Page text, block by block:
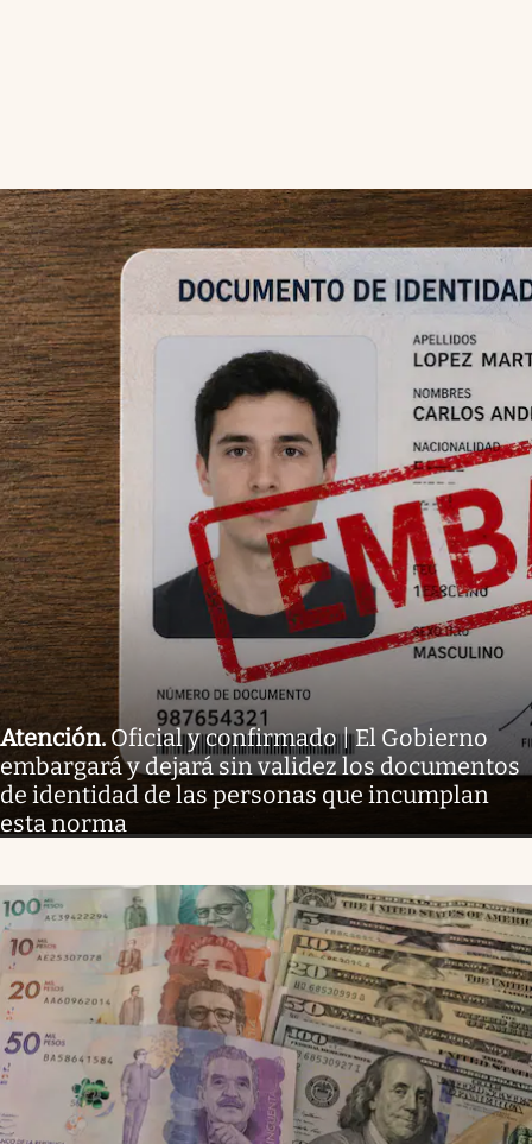
Atención. Oficial y confirmado | El Gobierno
embargará y dejará sin validez los documentos
de identidad de las personas que incumplan
esta norma